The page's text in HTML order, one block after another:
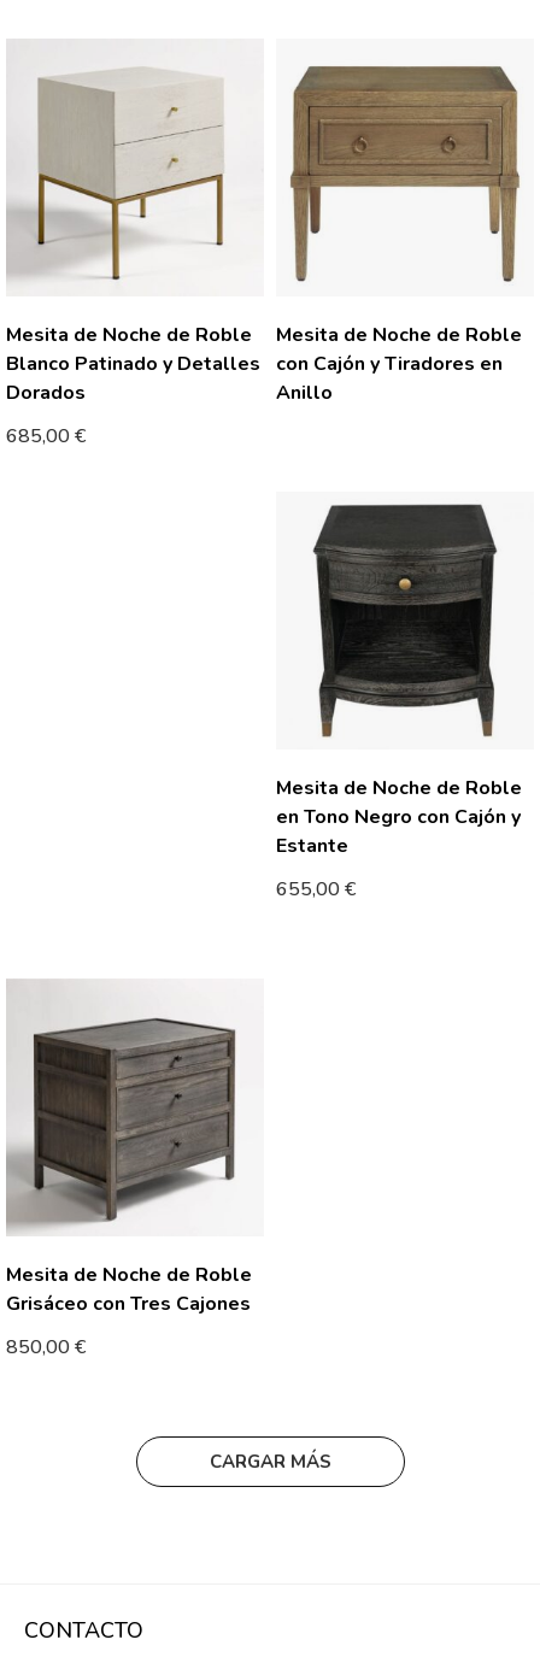
Mesita de Noche de Roble
Blanco Patinado y Detalles
Dorados
685,00€
Mesita de Noche de Roble
con Cajón y Tiradores en
Anillo
Mesita de Noche de Roble
en Tono Negro con Cajón y
Estante
655,00€
Mesita de Noche de Roble
Grisáceo con Tres Cajones
850,00€
CARGAR MÁS
CONTACTO